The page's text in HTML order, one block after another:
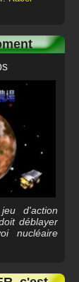
d'action
déblayer
nucléaire